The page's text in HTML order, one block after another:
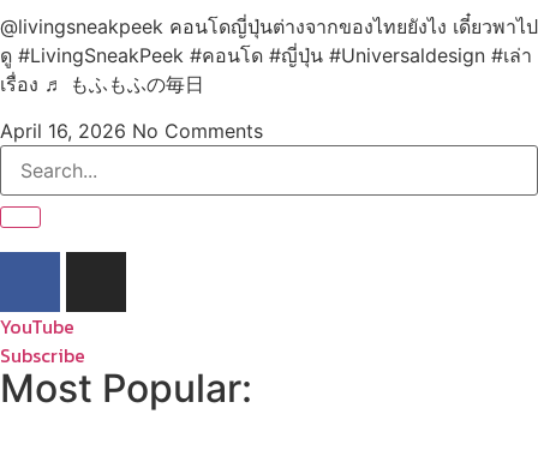
@livingsneakpeek คอนโดญี่ปุ่นต่างจากของไทยยังไง เดี๋ยวพาไป
ดู #LivingSneakPeek #คอนโด #ญี่ปุ่น #Universaldesign #เล่า
เรื่อง ♬ もふもふの毎日
April 16, 2026 No Comments
YouTube
Subscribe
Most Popular: